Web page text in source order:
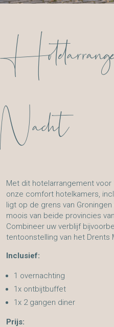
Nacht
Met dit hotelarrangement
onze comfort hotelkamers,
ligt op de grens van
moois van beide provincies
Combineer uw verblijf
tentoonstelling van het Drents
Inclusief:
1 overnachting
1x ontbijtbuffet
1x 2 gangen diner
Prijs: